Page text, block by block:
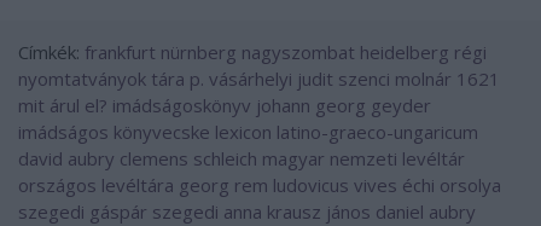
Címkék: frankfurt nürnberg nagyszombat heidelberg régi
nyomtatványok tára p. vásárhelyi judit szenci molnár 1621
mit árul el? imádságoskönyv johann georg geyder
imádságos könyvecske lexicon latino-graeco-ungaricum
david aubry clemens schleich magyar nemzeti levéltár
országos levéltára georg rem ludovicus vives échi orsolya
szegedi gáspár szegedi anna krausz jános daniel aubry